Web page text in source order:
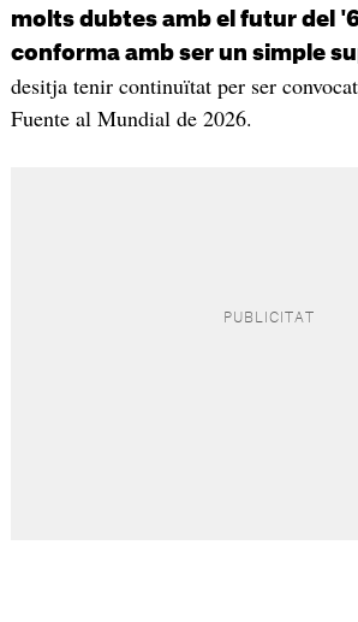
molts dubtes amb el futur del
conforma amb ser un simple
desitja tenir continuïtat per ser
Fuente al Mundial de 2026.